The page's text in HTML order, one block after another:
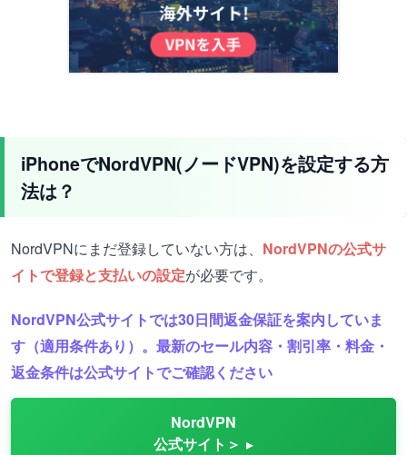
iPhoneでNordVPN(ノードVPN)を設定する方
法は？
NordVPNにまだ登録していない方は、 NordVPNの公式サ
イトで登録と支払いの設定が必要です。
NordVPN公式サイトでは30日間返金保証を案内していま
す（適用条件あり）。最新のセール内容・割引率・料金・
返金条件は公式サイトでご確認ください
NordVPN
公式サイト＞